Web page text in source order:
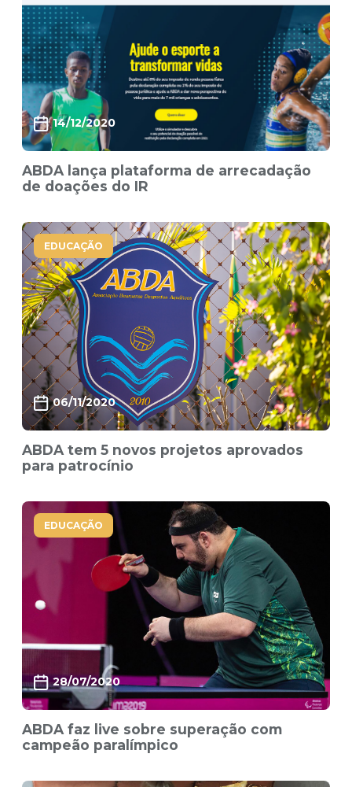
14/12/2020
ABDA lança plataforma de arrecadação
de doações do IR
EDUCAÇÃO
06/11/2020
ABDA tem 5 novos projetos aprovados
para patrocínio
EDUCAÇÃO
28/07/2020
ABDA faz live sobre superação com
campeão paralímpico